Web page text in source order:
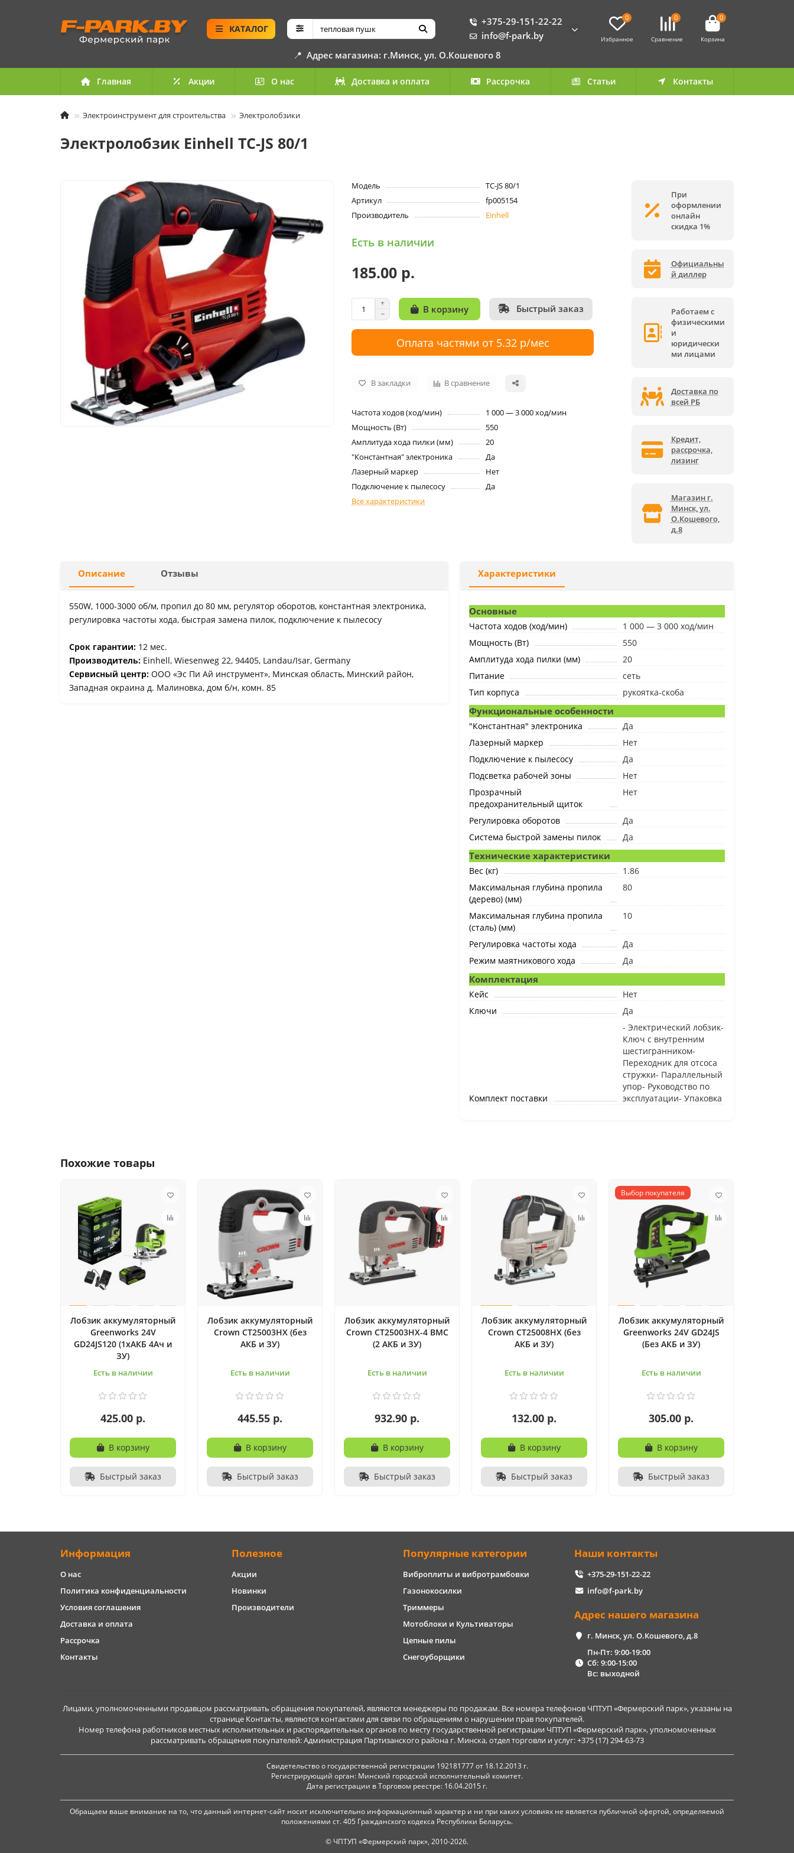
КАТАЛОГ
+375-29-151-22-22
info@f-park.by
0
Избранное
0
Сравнение
0
Корзина
📍 Адрес магазина: г.Минск, ул. О.Кошевого 8
Главная Акции О нас Доставка и оплата Рассрочка Статьи Контакты
Электроинструмент для строительства Электролобзики
Электролобзик Einhell TC-JS 80/1
Модель
TC-JS 80/1
Артикул
fp005154
Производитель
Einhell
Есть в наличии
185.00 р.
В корзину Быстрый заказ
Оплата частями от 5.32 р/мес
В закладки В сравнение
Частота ходов (ход/мин)
1 000 — 3 000 ход/мин
Мощность (Вт)
550
Амплитуда хода пилки (мм)
20
"Константная" электроника
Да
Лазерный маркер
Нет
Подключение к пылесосу
Да
Все характеристики
При
оформлении
онлайн
скидка 1%
Официальны
й диллер
Работаем с
физическими
и
юридически
ми лицами
Доставка по
всей РБ
Кредит,
рассрочка,
лизинг
Магазин г.
Минск, ул.
О.Кошевого,
д.8
Описание Отзывы
550W, 1000-3000 об/м, пропил до 80 мм, регулятор оборотов, константная электроника,
регулировка частоты хода, быстрая замена пилок, подключение к пылесосу
Срок гарантии: 12 мес.
Производитель: Einhell, Wiesenweg 22, 94405, Landau/Isar, Germany
Сервисный центр: ООО «Эс Пи Ай инструмент», Минская область, Минский район,
Западная окраина д. Малиновка, дом б/н, комн. 85
Характеристики
Основные
Частота ходов (ход/мин)
1 000 — 3 000 ход/мин
Мощность (Вт)
550
Амплитуда хода пилки (мм)
20
Питание
сеть
Тип корпуса
рукоятка-скоба
Функциональные особенности
"Константная" электроника
Да
Лазерный маркер
Нет
Подключение к пылесосу
Да
Подсветка рабочей зоны
Нет
Прозрачный
предохранительный щиток
Нет
Регулировка оборотов
Да
Система быстрой замены пилок
Да
Технические характеристики
Вес (кг)
1.86
Максимальная глубина пропила
(дерево) (мм)
80
Максимальная глубина пропила
(сталь) (мм)
10
Регулировка частоты хода
Да
Режим маятникового хода
Да
Комплектация
Кейс
Нет
Ключи
Да
Комплект поставки
- Электрический лобзик-
Ключ с внутренним
шестигранником-
Переходник для отсоса
стружки- Параллельный
упор- Руководство по
эксплуатации- Упаковка
Похожие товары
Лобзик аккумуляторный
Greenworks 24V
GD24JS120 (1хАКБ 4Ач и
ЗУ)
Есть в наличии
425.00 р.
В корзину
Быстрый заказ
Лобзик аккумуляторный
Crown CT25003HX (без
АКБ и ЗУ)
Есть в наличии
445.55 р.
В корзину
Быстрый заказ
Лобзик аккумуляторный
Crown CT25003HX-4 BMC
(2 АКБ и ЗУ)
Есть в наличии
932.90 р.
В корзину
Быстрый заказ
Лобзик аккумуляторный
Crown CT25008HX (без
АКБ и ЗУ)
Есть в наличии
132.00 р.
В корзину
Быстрый заказ
Выбор покупателя
Лобзик аккумуляторный
Greenworks 24V GD24JS
(Без АКБ и ЗУ)
Есть в наличии
305.00 р.
В корзину
Быстрый заказ
Информация
О нас
Политика конфиденциальности
Условия соглашения
Доставка и оплата
Рассрочка
Контакты
Полезное
Акции
Новинки
Производители
Популярные категории
Виброплиты и вибротрамбовки
Газонокосилки
Триммеры
Мотоблоки и Культиваторы
Цепные пилы
Снегоуборщики
Наши контакты
+375-29-151-22-22
info@f-park.by
Адрес нашего магазина
г. Минск, ул. О.Кошевого, д.8
Пн-Пт: 9:00-19:00
Сб: 9:00-15:00
Вс: выходной
Лицами, уполномоченными продавцом рассматривать обращения покупателей, являются менеджеры по продажам. Все номера телефонов ЧПТУП «Фермерский парк», указаны на
странице Контакты, являются контактами для связи по обращениям о нарушении прав покупателей.
Номер телефона работников местных исполнительных и распорядительных органов по месту государственной регистрации ЧПТУП «Фермерский парк», уполномоченных
рассматривать обращения покупателей: Администрация Партизанского района г. Минска, отдел торговли и услуг: +375 (17) 294-63-73
Свидетельство о государственной регистрации 192181777 от 18.12.2013 г.
Регистрирующий орган: Минский городской исполнительный комитет.
Дата регистрации в Торговом реестре: 16.04.2015 г.
Обращаем ваше внимание на то, что данный интернет-сайт носит исключительно информационный характер и ни при каких условиях не является публичной офертой, определяемой
положениями ст. 405 Гражданского кодекса Республики Беларусь.
© ЧПТУП «Фермерский парк», 2010-2026.